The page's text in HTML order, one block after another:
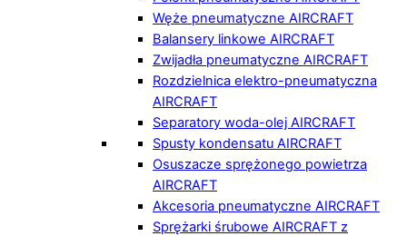
Węże pneumatyczne AIRCRAFT
Balansery linkowe AIRCRAFT
Zwijadła pneumatyczne AIRCRAFT
Rozdzielnica elektro-pneumatyczna
AIRCRAFT
Separatory woda-olej AIRCRAFT
Spusty kondensatu AIRCRAFT
Osuszacze sprężonego powietrza
AIRCRAFT
Akcesoria pneumatyczne AIRCRAFT
Sprężarki śrubowe AIRCRAFT z